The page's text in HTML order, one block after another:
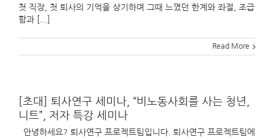
첫 직장, 첫 퇴사의 기억을 상기하며 그때 느꼈던 한계와 좌절, 조급
함과 [...]
Read More
[초대] 퇴사연구 세미나, “비노동사회를 사는 청년,
니트”, 저자 특강 세미나
안녕하세요? 퇴사연구 프로젝트팀입니다. 퇴사연구 프로젝트팀에